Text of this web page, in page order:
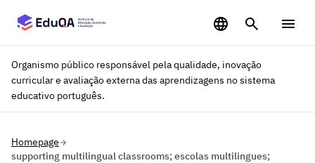
Organismo público responsável pela qualidade, inovação
curricular e avaliação externa das aprendizagens no sistema
educativo português.
Homepage
supporting multilingual classrooms; escolas multilingues;